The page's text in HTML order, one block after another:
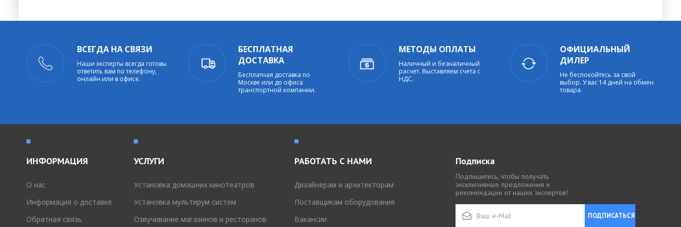
ВСЕГДА НА СВЯЗИ
Наши эксперты всегда готовы
ответить вам по телефону,
онлайн или в офисе.
БЕСПЛАТНАЯ
ДОСТАВКА
Бесплатная доставка по
Москве или до офиса
транспортной компании.
МЕТОДЫ ОПЛАТЫ
Наличный и безналичный
расчет. Выставляем счета с
НДС.
ОФИЦИАЛЬНЫЙ
ДИЛЕР
Не беспокойтесь за свой
выбор. У вас 14 дней на обмен
товара.
ИНФОРМАЦИЯ
O нас
Информация о доставке
Обратная связь
УСЛУГИ
Установка домашних кинотеатров
Установка мультирум систем
Озвучивание магазинов и ресторанов
РАБОТАТЬ С НАМИ
Дизайнерам и архитекторам
Поставщикам оборудования
Вакансии
Подписка
Подпишитесь, чтобы получать
эксклюзивные предложения и
рекомендации от наших экспертов!
ПОДПИСАТЬСЯ